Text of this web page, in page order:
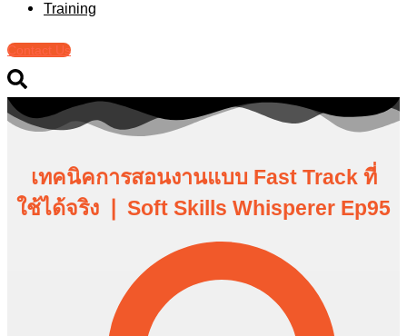
Training
Contact Us
เทคนิคการสอนงานแบบ Fast Track ที่
ใช้ได้จริง ❘ Soft Skills Whisperer Ep95